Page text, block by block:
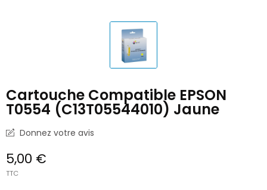
Cartouche Compatible EPSON
T0554 (C13T05544010) Jaune
Donnez votre avis
5,00 €
TTC